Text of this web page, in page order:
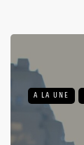
A LA UNE